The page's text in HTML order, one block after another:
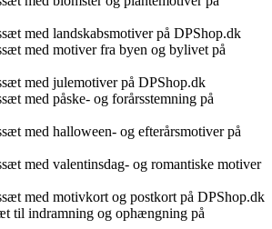
med landskabsmotiver på DPShop.dk
med motiver fra byen og bylivet på
med julemotiver på DPShop.dk
med påske- og forårsstemning på
med halloween- og efterårsmotiver på
med valentinsdag- og romantiske motiver
med motivkort og postkort på DPShop.dk
til indramning og ophængning på